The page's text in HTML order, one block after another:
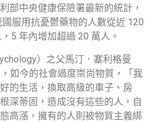
部中央健康保險署最新的統計，
服用抗憂鬱藥物的人數從近 120
5 年內增加超過 20 萬人。
）之父馬汀．塞利格曼
，如今的社會過度崇尚物質，「我
的生活，換取高級的車子、房
深蒂固，造成沒有這些的人，自
高漲，擁有的人則被物質主義綁